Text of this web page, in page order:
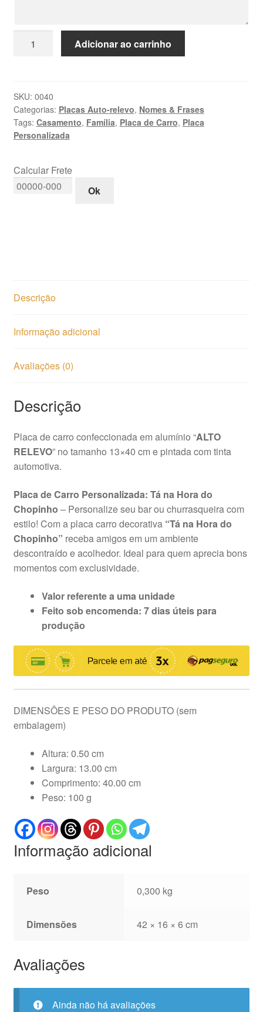
Tá
na
Hora
do
quantidade
Adicionar ao carrinho
SKU: 0040
Categorias: Placas Auto-relevo, Nomes & Frases
Tags: Casamento, Família, Placa de Carro, Placa
Personalizada
Calcular Frete
Ok
Descrição
Informação adicional
Avaliações (0)
Descrição
Placa de carro confeccionada em alumínio “ALTO
RELEVO” no tamanho 13×40 cm e pintada com tinta
automotiva.
Placa de Carro Personalizada: Tá na Hora do
Chopinho – Personalize seu bar ou churrasqueira com
estilo! Com a placa carro decorativa “Tá na Hora do
Chopinho” receba amigos em um ambiente
descontraído e acolhedor. Ideal para quem aprecia bons
momentos com exclusividade.
Valor referente a uma unidade
Feito sob encomenda: 7 dias úteis para
produção
DIMENSÕES E PESO DO PRODUTO (sem
embalagem)
Altura: 0.50 cm
Largura: 13.00 cm
Comprimento: 40.00 cm
Peso: 100 g
Informação adicional
Peso 0,300 kg
Dimensões 42 × 16 × 6 cm
Avaliações
Ainda não há avaliações